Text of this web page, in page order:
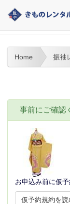
Home 振袖
事前にご確認
お申込み前に仮
仮予約規約を読